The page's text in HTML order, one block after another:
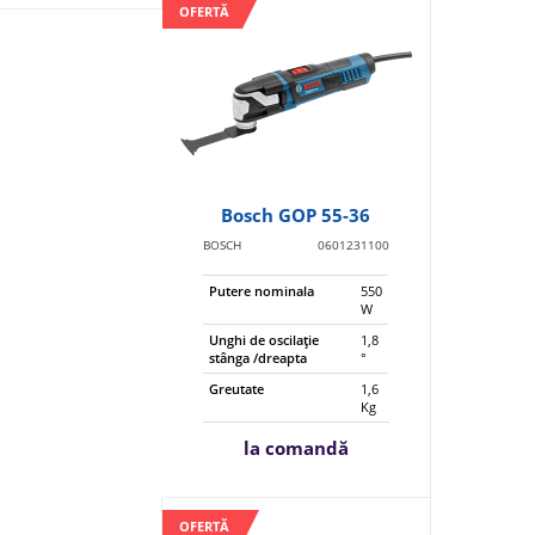
OFERTĂ
Bosch GOP 55-36
BOSCH 0601231100
Putere nominala
550
W
Unghi de oscilaţie
stânga /dreapta
1,8
°
Greutate
1,6
Kg
la comandă
OFERTĂ